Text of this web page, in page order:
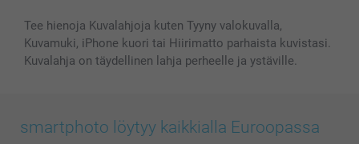
Tee hienoja Kuvalahjoja kuten Tyyny valokuvalla,
Kuvamuki, iPhone kuori tai Hiirimatto parhaista kuvistasi.
Kuvalahja on täydellinen lahja perheelle ja ystäville.
smartphoto löytyy kaikkialla Euroopassa